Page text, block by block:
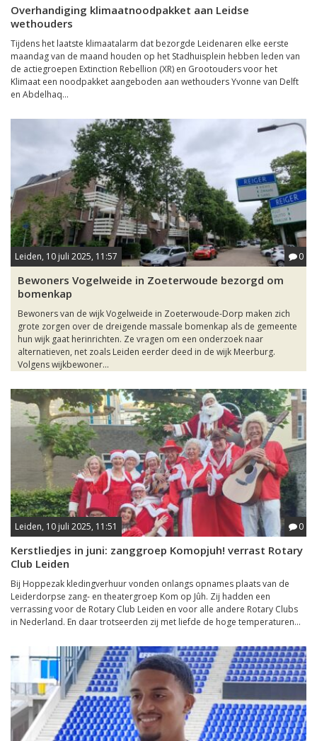
Overhandiging klimaatnoodpakket aan Leidse
wethouders
Tijdens het laatste klimaatalarm dat bezorgde Leidenaren elke eerste
maandag van de maand houden op het Stadhuisplein hebben leden van
de actiegroepen Extinction Rebellion (XR) en Grootouders voor het
Klimaat een noodpakket aangeboden aan wethouders Yvonne van Delft
en Abdelhaq...
Leiden, 10 juli 2025, 11:57 0
Bewoners Vogelweide in Zoeterwoude bezorgd om
bomenkap
Bewoners van de wijk Vogelweide in Zoeterwoude-Dorp maken zich
grote zorgen over de dreigende massale bomenkap als de gemeente
hun wijk gaat herinrichten. Ze vragen om een onderzoek naar
alternatieven, net zoals Leiden eerder deed in de wijk Meerburg.
Volgens wijkbewoner...
Leiden, 10 juli 2025, 11:51 0
Kerstliedjes in juni: zanggroep Komopjuh! verrast Rotary
Club Leiden
Bij Hoppezak kledingverhuur vonden onlangs opnames plaats van de
Leiderdorpse zang- en theatergroep Kom op Jûh. Zij hadden een
verrassing voor de Rotary Club Leiden en voor alle andere Rotary Clubs
in Nederland. En daar trotseerden zij met liefde de hoge temperaturen...